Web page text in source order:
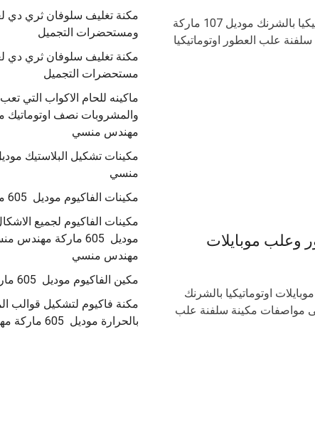
مكينة سلفنة علب العطور اوتوماتيكيا بالشرنك موديل 107 ماركة
علب العطور اوتوماتيكيا
وعلب موبايلات
اوتوماتيكيا بالشرنك
مواصفات مكينة سلفنة علب
مكنة تغليف سلوفان ثري دي
ومستحضرات التجميل
مكنة تغليف سلوفان ثري دي
مستحضرات التجميل
ماكينه للحام الاكواب التي
مهندس منسي
منسي
مكينات الفاكيوم موديل 605 ماركة مهندس منسي
مكينات الفاكيوم لجميع
مهندس منسي
مكين الفاكيوم موديل 605 ماركة مهندس منسي
مكنة فاكيوم لتشكيل قوالب
بالحرارة موديل 605 ماركة مهندس منسي